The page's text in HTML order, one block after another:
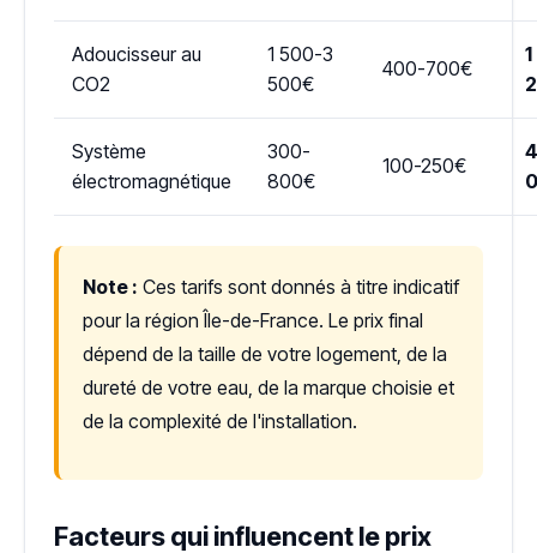
Adoucisseur au
CO2
1 500-3
500€
400-700€
Système
électromagnétique
300-
800€
100-250€
Note : Ces tarifs sont donnés à titre indicatif
pour la région Île-de-France. Le prix final
dépend de la taille de votre logement, de la
dureté de votre eau, de la marque choisie et
de la complexité de l'installation.
Facteurs qui influencent le prix